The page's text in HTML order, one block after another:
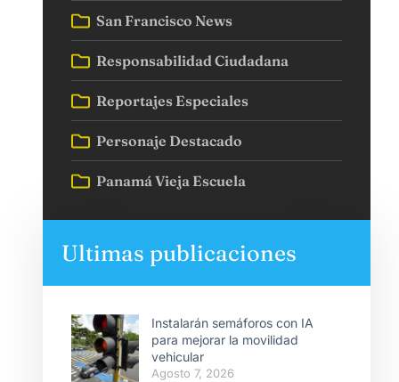
San Francisco News
Responsabilidad Ciudadana
Reportajes Especiales
Personaje Destacado
Panamá Vieja Escuela
Ultimas publicaciones
Instalarán semáforos con IA
para mejorar la movilidad
vehicular
Agosto 7, 2026